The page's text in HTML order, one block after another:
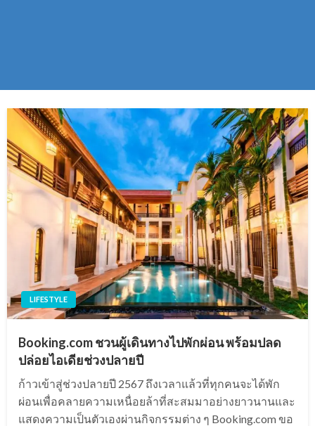
LIFESTYLE
Booking.com ชวนผู้เดินทางไปพักผ่อน พร้อมปลด
ปล่อยไอเดียช่วงปลายปี
ก้าวเข้าสู่ช่วงปลายปี 2567 ถึงเวลาแล้วที่ทุกคนจะได้พัก
ผ่อนเพื่อคลายความเหนื่อยล้าที่สะสมมาอย่างยาวนานและ
แสดงความเป็นตัวเองผ่านกิจกรรมต่าง ๆ Booking.com ขอ